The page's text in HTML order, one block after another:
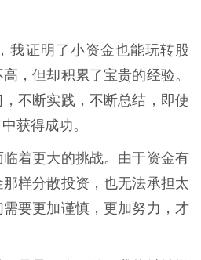
我证明了小资金也能玩转股
，但却积累了宝贵的经验。
不断实践，不断总结，即使
获得成功。
着更大的挑战。由于资金有
样分散投资，也无法承担太
要更加谨慎，更加努力，才